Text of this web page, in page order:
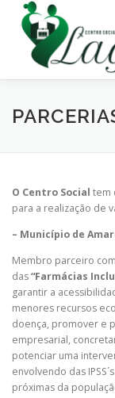
Saltar
conteúdo
SOBRE
O Centro Social tem
para a realização de
– Município de
Membro parceiro
das“Farmácias
garantir a
menores recursos
doença, promover e
empresarial,
potenciar uma
envolvendo das
próximas da